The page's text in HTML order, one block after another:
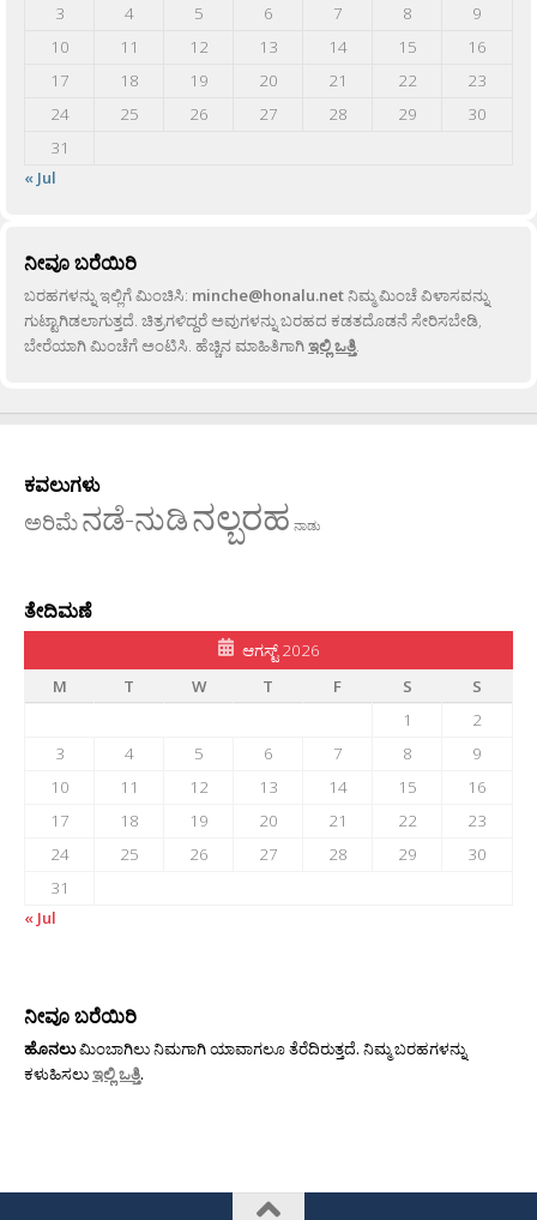
3
4 5 6 7 8
9
10
11 12 13 14 15
16
17
18 19 20 21 22
23
24
25 26 27 28 29
30
31
« Jul
ನೀವೂ ಬರೆಯಿರಿ
ಬರಹಗಳನ್ನು ಇಲ್ಲಿಗೆ ಮಿಂಚಿಸಿ: minche@honalu.netನಿಮ್ಮ ಮಿಂಚೆ ವಿಳಾಸವನ್ನು
ಗುಟ್ಟಾಗಿಡಲಾಗುತ್ತದೆ. ಚಿತ್ರಗಳಿದ್ದರೆ ಅವುಗಳನ್ನು ಬರಹದ ಕಡತದೊಡನೆ ಸೇರಿಸಬೇಡಿ,
ಬೇರೆಯಾಗಿ ಮಿಂಚೆಗೆ ಅಂಟಿಸಿ. ಹೆಚ್ಚಿನ ಮಾಹಿತಿಗಾಗಿಇಲ್ಲಿ ಒತ್ತಿ.
ಕವಲುಗಳು
ಅರಿಮೆನಡೆ-ನುಡಿನಲ್ಬರಹ ನಾಡು
ತೇದಿಮಣೆ
ಆಗಸ್ಟ್ 2026
M
T W T F S
S
1
2
3
4 5 6 7 8
9
10
11 12 13 14 15
16
17
18 19 20 21 22
23
24
25 26 27 28 29
30
31
« Jul
ನೀವೂ ಬರೆಯಿರಿ
ಹೊನಲುಮಿಂಬಾಗಿಲು ನಿಮಗಾಗಿ ಯಾವಾಗಲೂ ತೆರೆದಿರುತ್ತದೆ. ನಿಮ್ಮ ಬರಹಗಳನ್ನು
ಕಳುಹಿಸಲುಇಲ್ಲಿ ಒತ್ತಿ.